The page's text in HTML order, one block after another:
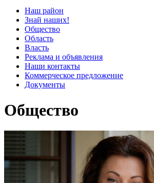
Наш район
Знай наших!
Общество
Область
Власть
Реклама и объявления
Наши контакты
Коммерческое предложение
Документы
Общество